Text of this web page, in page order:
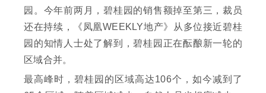
园。今年前两月，碧桂园的销售额掉至第三，裁员
还在持续，《凤凰WEEKLY地产》从多位接近碧桂
园的知情人士处了解到，碧桂园正在酝酿新一轮的
区域合并。
最高峰时，碧桂园的区域高达106个，如今减到了